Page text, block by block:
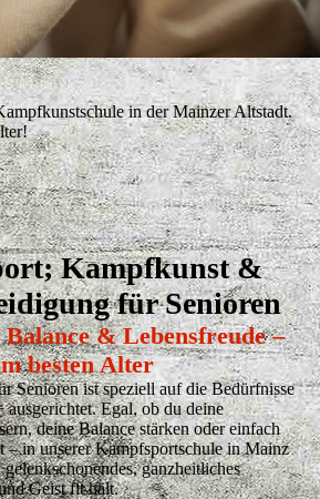
in der Mainzer Altstadt.
Kampfkunst &
für Senioren
& Lebensfreude –
besten Alter
Senioren ist speziell auf die Bedürfnisse
ausgerichtet. Egal, ob du deine
deine Balance stärken oder einfach
– in unserer Kampfsportschule in Mainz
ganzheitliches
Geist fit hält.